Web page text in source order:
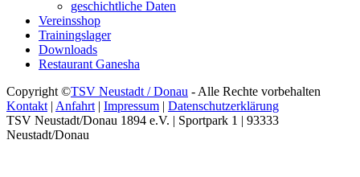
geschichtliche Daten
Vereinsshop
Trainingslager
Downloads
Restaurant Ganesha
Copyright ©TSV Neustadt / Donau - Alle Rechte vorbehalten
Kontakt | Anfahrt | Impressum | Datenschutzerklärung
TSV Neustadt/Donau 1894 e.V. | Sportpark 1 | 93333
Neustadt/Donau